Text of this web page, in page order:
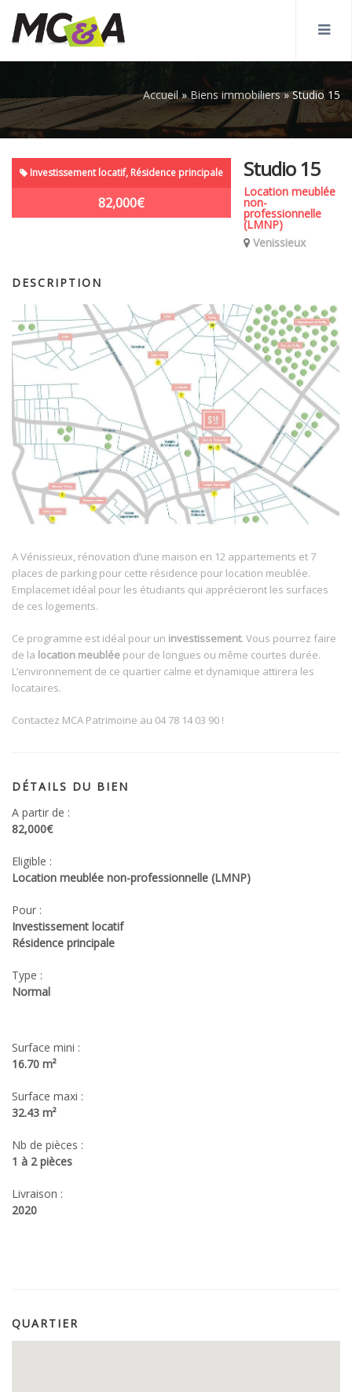
Accueil»Biens immobiliers»Studio 15
Investissement locatif, Résidence principale
82,000€
Studio 15
Location meublée
non-
professionnelle
(LMNP)
Venissieux
DESCRIPTION
A Vénissieux, rénovation d’une maison en 12 appartements et 7
places de parking pour cette résidence pour location meublée.
Emplacemet idéal pour les étudiants qui apprécieront les surfaces
de ces logements.
Ce programme est idéal pour un investissement. Vous pourrez faire
de la location meublée pour de longues ou même courtes durée.
L’environnement de ce quartier calme et dynamique attirera les
locataires.
Contactez MCA Patrimoine au 04 78 14 03 90 !
DÉTAILS DU BIEN
A partir de :
82,000€
Eligible :
Location meublée non-professionnelle (LMNP)
Pour :
Investissement locatif
Résidence principale
Type :
Normal
Surface mini :
16.70 m²
Surface maxi :
32.43 m²
Nb de pièces :
1 à 2 pièces
Livraison :
2020
QUARTIER